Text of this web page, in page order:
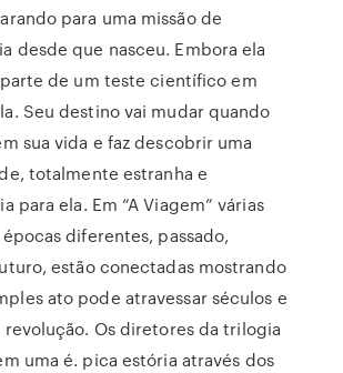
para uma missão de
desde que nasceu. Embora ela
parte de um teste científico em
Seu destino vai mudar quando
sua vida e faz descobrir uma
totalmente estranha e
para ela. Em “A Viagem” várias
diferentes, passado,
estão conectadas mostrando
ato pode atravessar séculos e
revolução. Os diretores da trilogia
uma é. pica estória através dos